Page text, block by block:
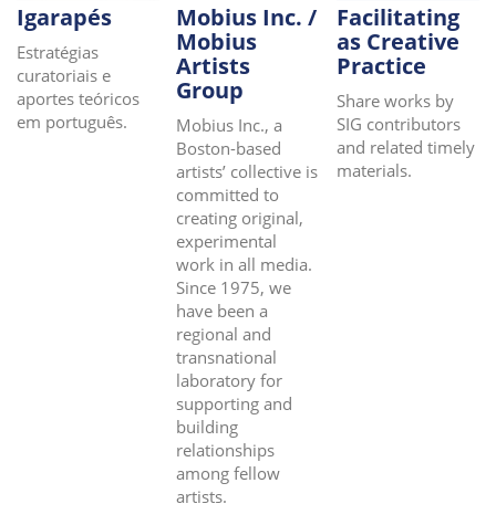
Igarapés
Estratégias
curatoriais e
aportes teóricos
em português.
Mobius Inc. /
Mobius
Artists
Group
Mobius Inc., a
Boston-based
artists’ collective is
committed to
creating original,
experimental
work in all media.
Since 1975, we
have been a
regional and
transnational
laboratory for
supporting and
building
relationships
among fellow
artists.
Facilitating
as Creative
Practice
Share works by
SIG contributors
and related timely
materials.